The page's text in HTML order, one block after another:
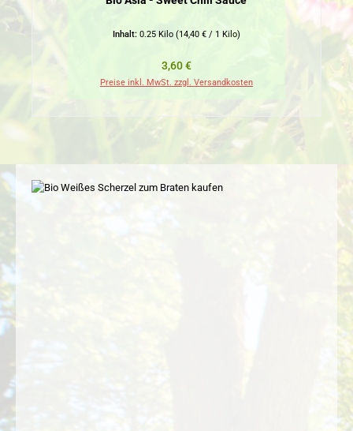
Inhalt: 0.25 Kilo (14,40 € / 1 Kilo)
Regulärer Preis:
3,60 €
Preise inkl. MwSt. zzgl. Versandkosten